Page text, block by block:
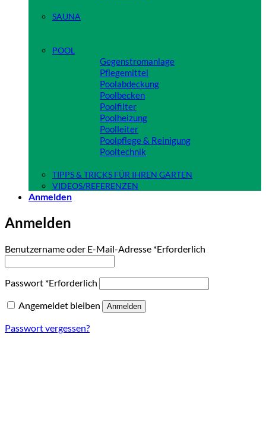
SAUNA
POOL
Gegenstromanlage
Pflegemittel
Poolabdeckung
Poolbecken
Poolfilter
Poolheizung
Poolleiter
Poolpflege & Reinigung
Pooltechnik
TIPPS & TRICKS FÜR IHREN GARTEN
VIDEOS/REFERENZEN
Anmelden
Anmelden
Benutzername oder E-Mail-Adresse *Erforderlich
Passwort *Erforderlich
Angemeldet bleiben
Anmelden
Passwort vergessen?